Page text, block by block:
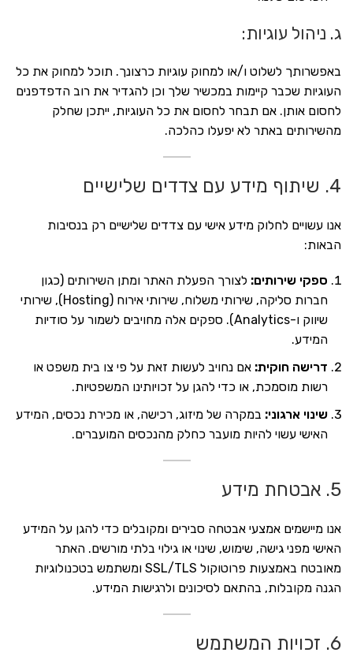
ג. ניהול עוגיות:
באפשרותך לשלוט ו/או למחוק עוגיות כרצונך. תוכל למחוק את כל
העוגיות שכבר קיימות במכשיר שלך וכן להגדיר את רוב הדפדפנים
לחסום אותן. אם תבחר לחסום את כל העוגיות, ייתכן שחלק
מהשירותים באתר לא יפעלו כהלכה.
4. שיתוף מידע עם צדדים שלישיים
אנו עשויים לחלוק מידע אישי עם צדדים שלישיים רק בנסיבות
הבאות:
ספקי שירותים: לצורך הפעלת האתר ומתן השירותים (כגון
חברות סליקה, שירותי משלוח, שירותי אירוח (Hosting), שירותי
שיווק ו-Analytics). ספקים אלה מחויבים לשמור על סודיות
המידע.
דרישה חוקית: אם נחויב לעשות זאת על פי צו בית משפט או
רשות מוסמכת, או כדי להגן על זכויותינו המשפטיות.
שינוי ארגוני: במקרה של מיזוג, רכישה, או מכירת נכסים, המידע
האישי עשוי להיות מועבר כחלק מהנכסים המועברים.
5. אבטחת מידע
אנו מיישמים אמצעי אבטחה סבירים ומקובלים כדי להגן על המידע
האישי מפני גישה, שימוש, שינוי או גילוי בלתי מורשים. האתר
מאובטח באמצעות פרוטוקול SSL/TLS ומשתמש בטכנולוגיות
הגנה מקובלות, בהתאם לסיכונים ולרגישות המידע.
6. זכויות המשתמש